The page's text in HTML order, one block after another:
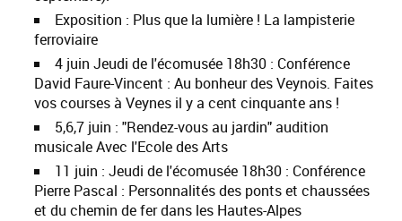
Exposition : Plus que la lumière ! La lampisterie
ferroviaire
4 juin Jeudi de l'écomusée 18h30 : Conférence
David Faure-Vincent : Au bonheur des Veynois. Faites
vos courses à Veynes il y a cent cinquante ans !
5,6,7 juin : "Rendez-vous au jardin" audition
musicale Avec l'Ecole des Arts
11 juin : Jeudi de l'écomusée 18h30 : Conférence
Pierre Pascal : Personnalités des ponts et chaussées
et du chemin de fer dans les Hautes-Alpes